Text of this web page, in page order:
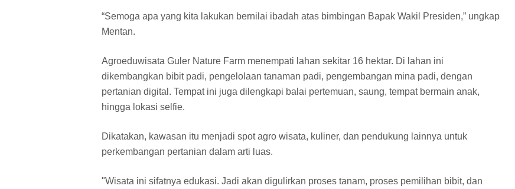
“Semoga apa yang kita lakukan bernilai ibadah atas bimbingan Bapak Wakil Presiden,” ungkap
Mentan.
Agroeduwisata Guler Nature Farm menempati lahan sekitar 16 hektar. Di lahan ini
dikembangkan bibit padi, pengelolaan tanaman padi, pengembangan mina padi, dengan
pertanian digital. Tempat ini juga dilengkapi balai pertemuan, saung, tempat bermain anak,
hingga lokasi selfie.
Dikatakan, kawasan itu menjadi spot agro wisata, kuliner, dan pendukung lainnya untuk
perkembangan pertanian dalam arti luas.
"Wisata ini sifatnya edukasi. Jadi akan digulirkan proses tanam, proses pemilihan bibit, dan